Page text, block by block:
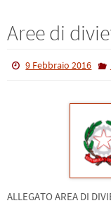
Aree di
9 Febbraio 2016
ALLEGATO AREA DI